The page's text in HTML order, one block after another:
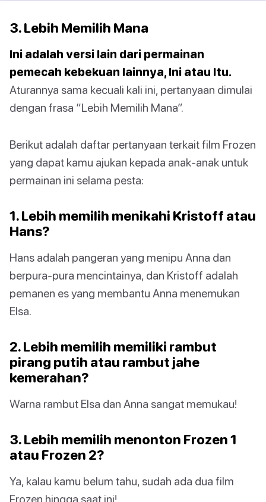
3. Lebih Memilih Mana
Ini adalah versi lain dari permainan
pemecah kebekuan lainnya, Ini atau Itu.
Aturannya sama kecuali kali ini, pertanyaan dimulai
dengan frasa “Lebih Memilih Mana”.
Berikut adalah daftar pertanyaan terkait film Frozen
yang dapat kamu ajukan kepada anak-anak untuk
permainan ini selama pesta:
1. Lebih memilih menikahi Kristoff atau
Hans?
Hans adalah pangeran yang menipu Anna dan
berpura-pura mencintainya, dan Kristoff adalah
pemanen es yang membantu Anna menemukan
Elsa.
2. Lebih memilih memiliki rambut
pirang putih atau rambut jahe
kemerahan?
Warna rambut Elsa dan Anna sangat memukau!
3. Lebih memilih menonton Frozen 1
atau Frozen 2?
Ya, kalau kamu belum tahu, sudah ada dua film
Frozen hingga saat ini!